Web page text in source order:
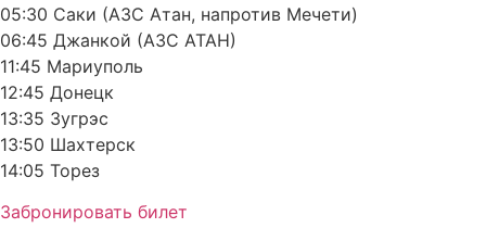
05:30 Саки (АЗС Атан, напротив Мечети)
06:45 Джанкой (АЗС АТАН)
11:45 Мариуполь
12:45 Донецк
13:35 Зугрэс
13:50 Шахтерск
14:05 Торез
Забронировать билет